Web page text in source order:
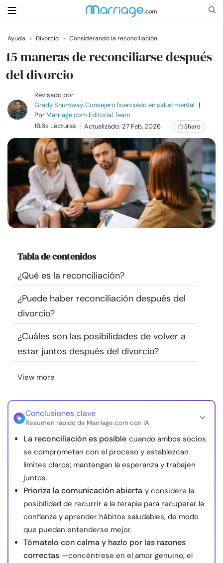
Buscar
Casarse
Relaciones
Familia
Ayuda
Cursos
Comunidad
Encuentra un terapeuta
Idioma
Sobre nosotros Contáctanos Escríbenos
Publicidad con
nosotros
Ayuda › Divorcio › Considerando la reconciliación
15 maneras de reconciliarse después
del divorcio
Revisado por
Grady Shumway, Consejero licenciado en salud mental |
Por Marriage.com Editorial Team
16.6k Lecturas
Actualizado: 27 Feb, 2026 Share
Tabla de contenidos
¿Qué es la reconciliación?
¿Puede haber reconciliación después del
divorcio?
¿Cuáles son las posibilidades de volver a
estar juntos después del divorcio?
View more
Conclusiones clave
Resumen rápido de Marriage.com con IA
La reconciliación es posible cuando ambos socios
se comprometan con el proceso y establezcan
límites claros; mantengan la esperanza y trabajen
juntos.
Prioriza la comunicación abierta y considere la
posibilidad de recurrir a la terapia para recuperar la
confianza y aprender hábitos saludables, de modo
que puedan entenderse mejor.
Tómatelo con calma y hazlo por las razones
correctas —concéntrese en el amor genuino, el